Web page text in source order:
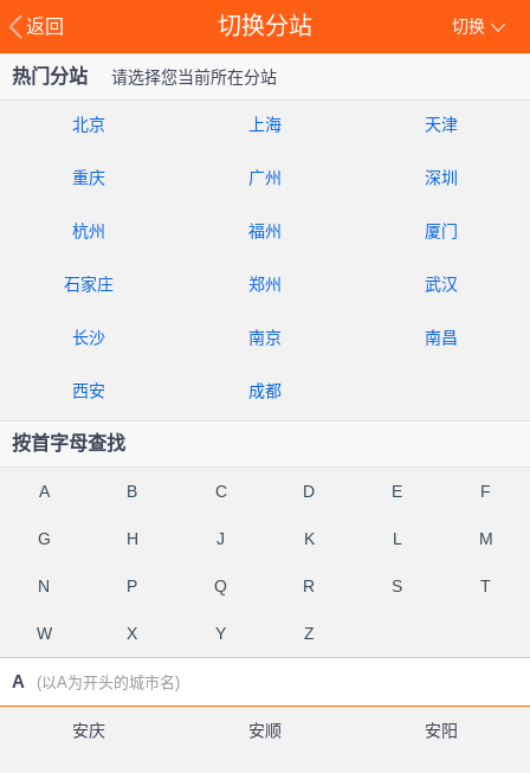
返回 切换
切换分站
热门分站 请选择您当前所在分站
北京 上海 天津
重庆 广州 深圳
杭州 福州 厦门
石家庄 郑州 武汉
长沙 南京 南昌
西安 成都
按首字母查找
A B C D E F
G H J K L M
N P Q R S T
W X Y Z
A (以A为开头的城市名)
安庆 安顺 安阳